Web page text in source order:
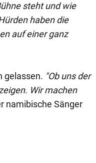
steht und wie
haben die
auf einer ganz
gelassen. "Ob uns der
Wir machen
namibische Sänger